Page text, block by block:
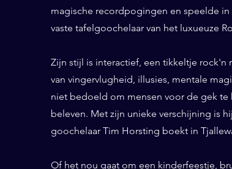
magische recordpogingen en speelde in
vaste tafelgoochelaar van het luxueuze
Zijn stijl is interactief, een tikkeltje rock'n
van vingervlugheid, illusies, mentale
niet bedoeld om mensen voor de gek te
beleven. Met zijn unieke verschijning is
goochelaar Tim Horsting boekt in
Of het nou gaat om een kinderfeestje,